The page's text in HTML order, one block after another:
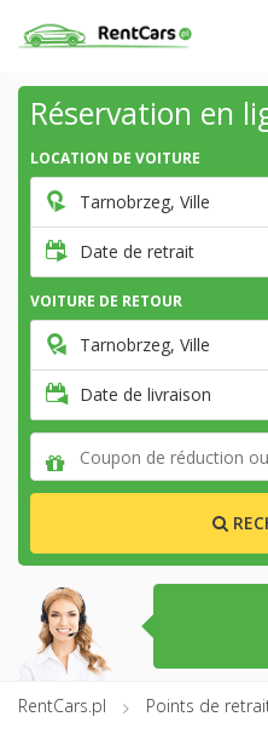
Réservation en
LOCATION DE VOITURE
Tarnobrzeg, Ville
Date de retrait
VOITURE DE RETOUR
Tarnobrzeg, Ville
Date de livraison
RentCars.pl Points de